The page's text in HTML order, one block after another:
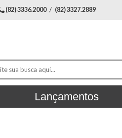
(82) 3336.2000/ (82) 3327.2889
Lançamentos